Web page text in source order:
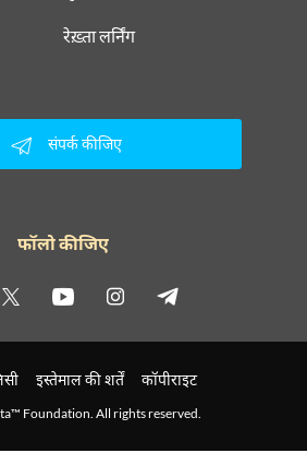
रेख़्ता लर्निंग
संपर्क कीजिए
फॉलो कीजिए
इस्तेमाल की शर्तें कॉपीराइट
Foundation. All rights reserved.